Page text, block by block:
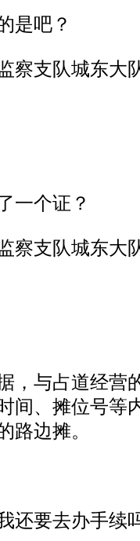
是吧？
支队城东大
个证？
支队城东大
与占道经营
间、摊位号等
路边摊。
要去办手续